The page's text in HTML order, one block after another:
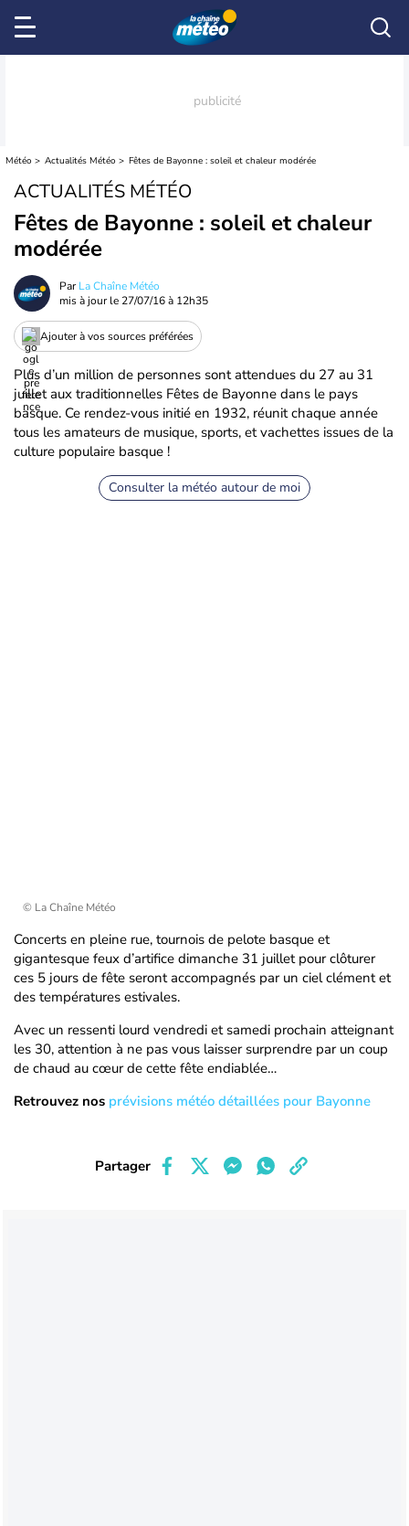
Météo Actualités Météo Fêtes de Bayonne : soleil et chaleur modérée
ACTUALITÉS MÉTÉO
Fêtes de Bayonne : soleil et chaleur
modérée
ParLa Chaîne Météo
mis à jour le 27/07/16 à 12h35
Ajouter à vos sources préférées
Plus d’un million de personnes sont attendues du 27 au 31
juillet aux traditionnelles Fêtes de Bayonne dans le pays
basque. Ce rendez-vous initié en 1932, réunit chaque année
tous les amateurs de musique, sports, et vachettes issues de la
culture populaire basque !
Consulter la météo autour de moi
© La Chaîne Météo
Concerts en pleine rue, tournois de pelote basque et
gigantesque feux d’artifice dimanche 31 juillet pour clôturer
ces 5 jours de fête seront accompagnés par un ciel clément et
des températures estivales.
Avec un ressenti lourd vendredi et samedi prochain atteignant
les 30, attention à ne pas vous laisser surprendre par un coup
de chaud au cœur de cette fête endiablée…
Retrouvez nos prévisions météo détaillées pour Bayonne
Partager